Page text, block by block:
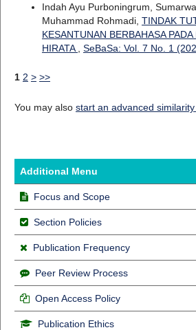
Indah Ayu Purboningrum,
Muhammad Rohmadi, TINDAK
KESANTUNAN BERBAHASA
HIRATA
SeBaSa: Vol. 7 No. 1
1 2 > >>
You may also start an advanced
Additional Menu
Focus and Scope
Section Policies
Publication Frequency
Peer Review Process
Open Access Policy
Publication Ethics